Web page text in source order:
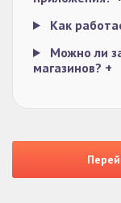
Как
Можно ли
магазинов? +